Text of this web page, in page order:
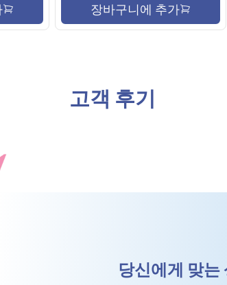
장바구니에 추가
고객 후기
당신에게 맞는